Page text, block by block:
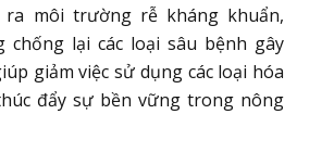
môi trường rễ kháng khuẩn,
chống lại các loại sâu bệnh gây
giảm việc sử dụng các loại hóa
đẩy sự bền vững trong nông